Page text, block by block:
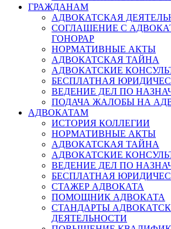
ГРАЖДАНАМ
АДВОКАТСКАЯ
СОГЛАШЕНИЕ С
ГОНОРАР
НОРМАТИВНЫЕ АКТЫ
АДВОКАТСКАЯ ТАЙНА
АДВОКАТСКИЕ
БЕСПЛАТНАЯ
ВЕДЕНИЕ ДЕЛ ПО
ПОДАЧА ЖАЛОБЫ НА
АДВОКАТАМ
ИСТОРИЯ КОЛЛЕГИИ
НОРМАТИВНЫЕ АКТЫ
АДВОКАТСКАЯ ТАЙНА
АДВОКАТСКИЕ
ВЕДЕНИЕ ДЕЛ ПО
БЕСПЛАТНАЯ
СТАЖЕР АДВОКАТА
ПОМОЩНИК АДВОКАТА
СТАНДАРТЫ
ДЕЯТЕЛЬНОСТИ